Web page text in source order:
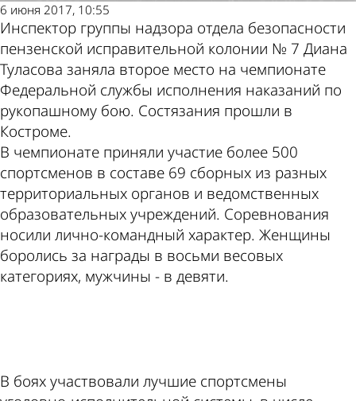
6 июня 2017, 10:55
Инспектор группы надзора отдела безопасности
пензенской исправительной колонии № 7 Диана
Туласова заняла второе место на чемпионате
Федеральной службы исполнения наказаний по
рукопашному бою. Состязания прошли в
Костроме.
В чемпионате приняли участие более 500
спортсменов в составе 69 сборных из разных
территориальных органов и ведомственных
образовательных учреждений. Соревнования
носили лично-командный характер. Женщины
боролись за награды в восьми весовых
категориях, мужчины - в девяти.
В боях участвовали лучшие спортсмены